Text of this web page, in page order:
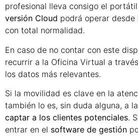
profesional lleva consigo el
versión Cloud podrá operar
con total normalidad.
En caso de no contar con este
recurrir a la Oficina Virtual a
los datos más relevantes.
Si la movilidad es clave en la
también lo es, sin duda alguna, a
captar a los clientes potenciales.
entrar en el software de gestión